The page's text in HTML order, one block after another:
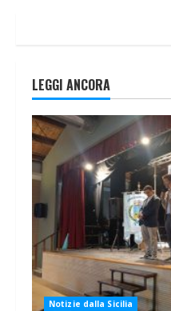
LEGGI ANCORA
Notizie dalla Sicilia